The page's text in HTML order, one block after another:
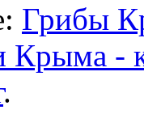
Грибы
Крыма -
.